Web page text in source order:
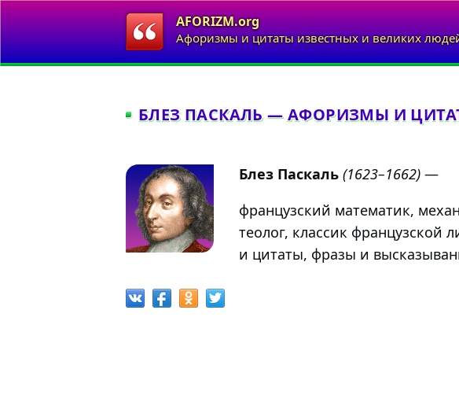
AFORIZM.org
Афоризмы и цитаты известных и великих
БЛЕЗ ПАСКАЛЬ — АФОРИЗМЫ И
Блез Паскаль (1623–1662) —
французский математик,
теолог, классик
и цитаты, фразы и